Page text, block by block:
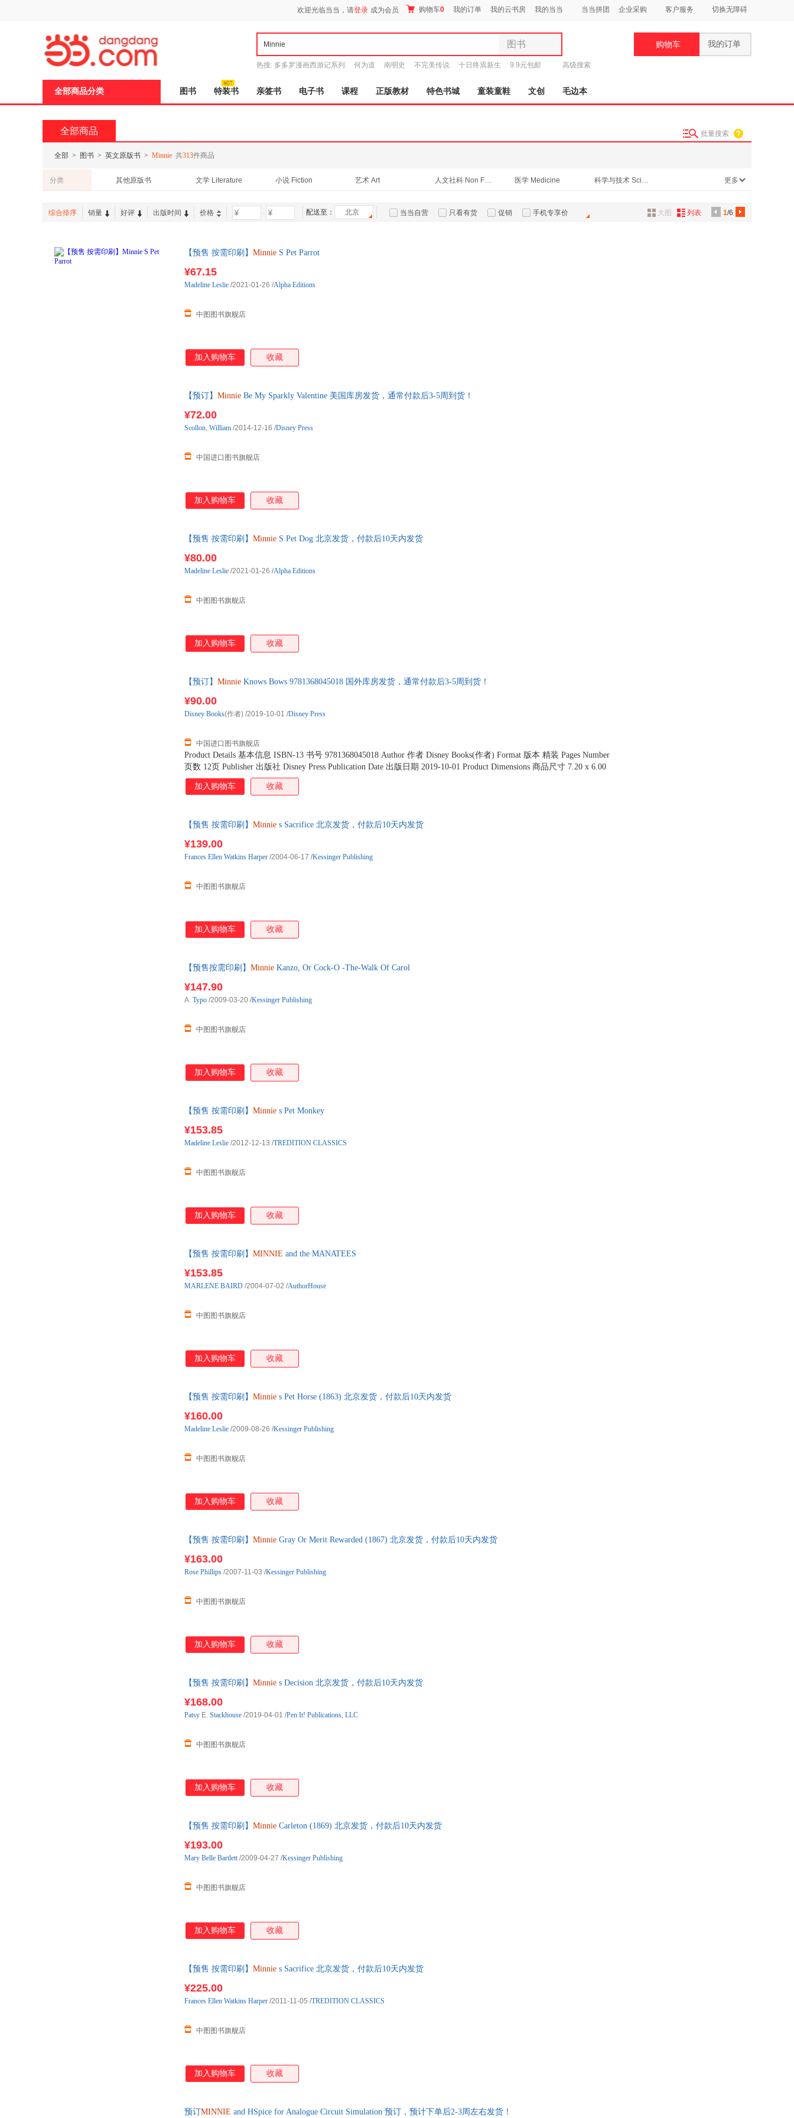
欢迎光临当当，请登录 成为会员 购物车0 我的订单 我的云书房 我的当当 当当拼团 企业采购 客户服务 切换无障碍
图书
全部分类
图书
电子书
玩具
家居日用
热搜: 多多罗漫画西游记系列 何为道 南明史 不完美传说 十日终焉新生 9.9元包邮 高级搜索
购物车 我的订单
全部商品分类 图书 特装书 亲签书 电子书 课程 正版教材 特色书城 童装童鞋 文创 毛边本
全部商品 批量搜索
全部 > 图书 > 英文原版书 > Minnie 共313件商品
分类 其他原版书 文学 Literature 小说 Fiction 艺术 Art 人文社科 Non Fiction 医学 Medicine
科学与技术 Science & Techology
计算机 Computers & Internet
更多
综合排序 销量 好评 出版时间 价格 - 配送至： 北京 当当自营 只看有货 促销 手机专享价 1/6
大图 列表
【预售 按需印刷】 Minnie S Pet Parrot
¥67.15
中图图书旗舰店
Madeline Leslie /2021-01-26 /Alpha Editions
加入购物车 收藏
【预订】 Minnie Be My Sparkly Valentine 美国库房发货，通常付款后3-5周到货！
¥72.00
中国进口图书旗舰店
Scollon, William /2014-12-16 /Disney Press
加入购物车 收藏
【预售 按需印刷】 Minnie S Pet Dog 北京发货，付款后10天内发货
¥80.00
中图图书旗舰店
Madeline Leslie /2021-01-26 /Alpha Editions
加入购物车 收藏
【预订】 Minnie Knows Bows 9781368045018 国外库房发货，通常付款后3-5周到货！
Product Details 基本信息 ISBN-13 书号 9781368045018 Author 作者 Disney Books(作者) Format 版本 精装 Pages Number
页数 12页 Publisher 出版社 Disney Press Publication Date 出版日期 2019-10-01 Product Dimensions 商品尺寸 7.20 x 6.00
x 0.50 Shipping Weight 商品重量 0.40 Language 语种 其它（含多语）
¥90.00
中国进口图书旗舰店
Disney Books(作者) /2019-10-01 /Disney Press
加入购物车 收藏
【预售 按需印刷】 Minnie s Sacrifice 北京发货，付款后10天内发货
¥139.00
中图图书旗舰店
Frances Ellen Watkins Harper /2004-06-17 /Kessinger Publishing
加入购物车 收藏
【预售按需印刷】 Minnie Kanzo, Or Cock-O -The-Walk Of Carol
¥147.90
中图图书旗舰店
A. Typo /2009-03-20 /Kessinger Publishing
加入购物车 收藏
【预售 按需印刷】 Minnie s Pet Monkey
¥153.85
中图图书旗舰店
Madeline Leslie /2012-12-13 /TREDITION CLASSICS
加入购物车 收藏
【预售 按需印刷】 MINNIE and the MANATEES
¥153.85
中图图书旗舰店
MARLENE BAIRD /2004-07-02 /AuthorHouse
加入购物车 收藏
【预售 按需印刷】 Minnie s Pet Horse (1863) 北京发货，付款后10天内发货
¥160.00
中图图书旗舰店
Madeline Leslie /2009-08-26 /Kessinger Publishing
加入购物车 收藏
【预售 按需印刷】 Minnie Gray Or Merit Rewarded (1867) 北京发货，付款后10天内发货
¥163.00
中图图书旗舰店
Rose Phillips /2007-11-03 /Kessinger Publishing
加入购物车 收藏
【预售 按需印刷】 Minnie s Decision 北京发货，付款后10天内发货
¥168.00
中图图书旗舰店
Patsy E. Stackhouse /2019-04-01 /Pen It! Publications, LLC
加入购物车 收藏
【预售 按需印刷】 Minnie Carleton (1869) 北京发货，付款后10天内发货
¥193.00
中图图书旗舰店
Mary Belle Bartlett/2009-04-27 /Kessinger Publishing
加入购物车 收藏
【预售 按需印刷】 Minnie s Sacrifice 北京发货，付款后10天内发货
¥225.00
中图图书旗舰店
Frances Ellen Watkins Harper /2011-11-05 /TREDITION CLASSICS
加入购物车 收藏
预订MINNIE and HSpice for Analogue Circuit Simulation 预订，预计下单后2-3周左右发货！
页